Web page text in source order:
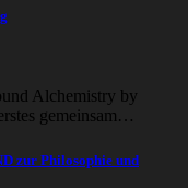
Alchemistry by
gemeinsam…
zur Philosophie und